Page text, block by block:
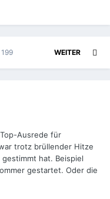
WEITER
Ausrede für
trotz brüllender Hitze
hat. Beispiel
gestartet. Oder die